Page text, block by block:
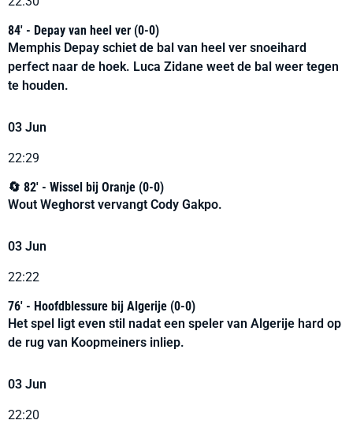
84' - Depay van heel ver (0-0)
Memphis Depay schiet de bal van heel ver snoeihard
perfect naar de hoek. Luca Zidane weet de bal weer tegen
te houden.
03 Jun
22:29
🔄 82' - Wissel bij Oranje (0-0)
Wout Weghorst vervangt Cody Gakpo.
03 Jun
22:22
76' - Hoofdblessure bij Algerije (0-0)
Het spel ligt even stil nadat een speler van Algerije hard op
de rug van Koopmeiners inliep.
03 Jun
22:20